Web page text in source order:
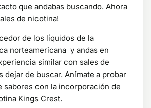
que andabas buscando. Ahora
de nicotina!
de los líquidos de la
norteamericana y andas en
similar con sales de
dejar de buscar. Anímate a probar
sabores con la incorporación de
Kings Crest.